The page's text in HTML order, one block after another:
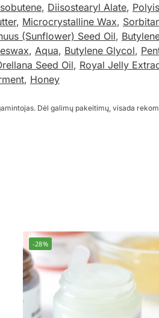
, Diisostearyl Alate,
, Microcrystalline Wax,
(Sunflower) Seed Oil,
, Aqua, Butylene Glycol,
Seed Oil, Royal Jelly
, Honey
Dėl galimų pakeitimų, visada
-28%